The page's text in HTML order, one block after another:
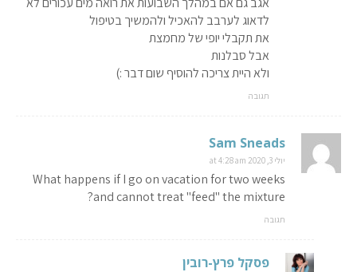
לדאוג לערבב להאכיל ולהמשיך בטיפול
את תקבלי יופי של מחמצת
אבל סבלנות
ולא היית צריכה להוסיף שום דבר :)
תגובה
Sam Sneads
יולי 3, 2020 at 4:28 am
What happens if I go on vacation for two weeks
and cannot treat "feed" the mixture?
תגובה
פסקל פרץ-רובין